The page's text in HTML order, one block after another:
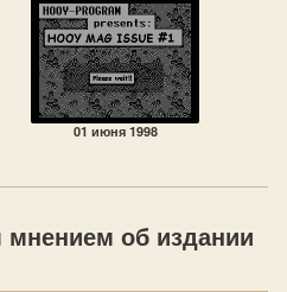
01 июня 1998
об издании